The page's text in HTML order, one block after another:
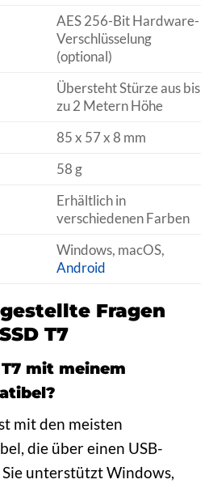
AES 256-Bit Hardware-
Verschlüsselung
(optional)
Übersteht Stürze aus bis
zu 2 Metern Höhe
85 x 57 x 8 mm
58 g
Erhältlich in
verschiedenen Farben
Windows, macOS,
Android
Fragen
T7
mit meinem
mit den meisten
die über einen USB-
unterstützt Windows,